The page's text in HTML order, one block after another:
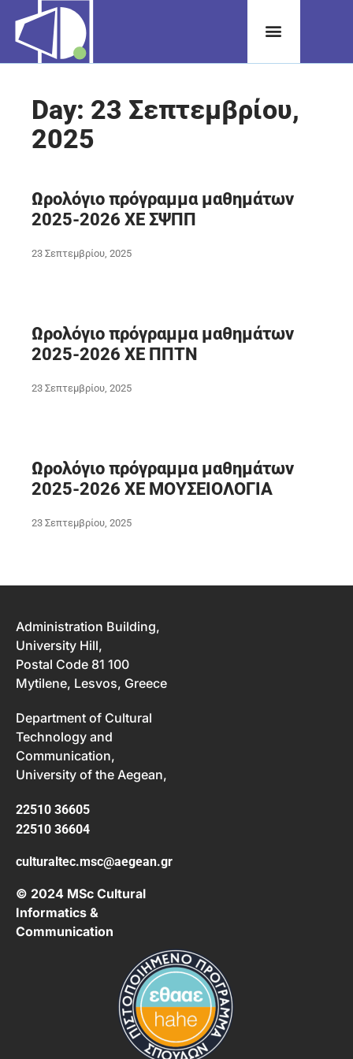
Day: 23 Σεπτεμβρίου,
2025
Ωρολόγιο πρόγραμμα μαθημάτων
2025-2026 ΧΕ ΣΨΠΠ
23 Σεπτεμβρίου, 2025
Ωρολόγιο πρόγραμμα μαθημάτων
2025-2026 ΧΕ ΠΠΤΝ
23 Σεπτεμβρίου, 2025
Ωρολόγιο πρόγραμμα μαθημάτων
2025-2026 ΧΕ ΜΟΥΣΕΙΟΛΟΓΙΑ
23 Σεπτεμβρίου, 2025
Administration Building,
University Hill,
Postal Code 81 100
Mytilene, Lesvos, Greece
Department of Cultural
Technology and
Communication,
University of the Aegean,
22510 36605
22510 36604
culturaltec.msc@aegean.gr
© 2024 MSc Cultural
Informatics &
Communication